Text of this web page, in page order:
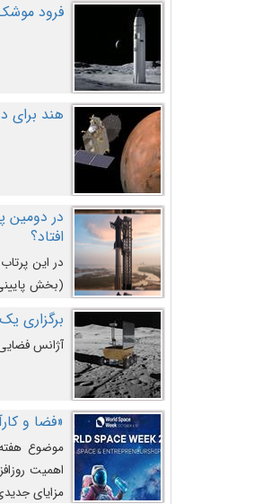
فرود
هند برای
افتاد؟
در این
کند و سپس
برگزاری
آژانس
«فضا و
اهمیت
مزایای